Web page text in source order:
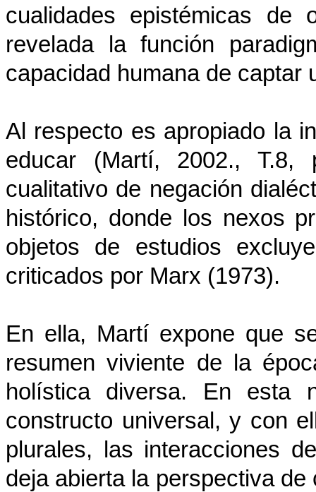
cualidades epistémicas de
revelada la función
capacidad humana de captar
Al respecto es apropiado la
educar (Martí, 2002.,
cualitativo de negación
histórico, donde los nexos
objetos de estudios
criticados por Marx (1973).
En ella, Martí expone que
resumen viviente de la
holística diversa. En esta
constructo universal, y con
plurales, las interacciones
deja abierta la perspectiva